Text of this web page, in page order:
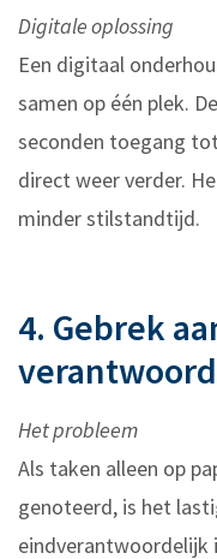
Digitale oplossing
Een digitaal
samen op één plek.
seconden toegang
direct weer verder.
minder stilstandtijd.
4. Gebrek
Het probleem
Als taken alleen op
genoteerd, is het
eindverantwoordelijk